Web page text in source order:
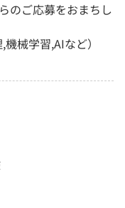
のご応募をおまちし
,機械学習,AIなど）